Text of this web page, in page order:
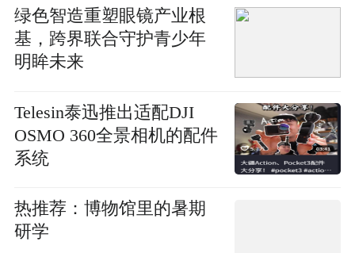
绿色智造重塑眼镜产业根
基，跨界联合守护青少年
明眸未来
Telesin泰迅推出适配DJI
OSMO 360全景相机的配件
系统
热推荐：博物馆里的暑期
研学